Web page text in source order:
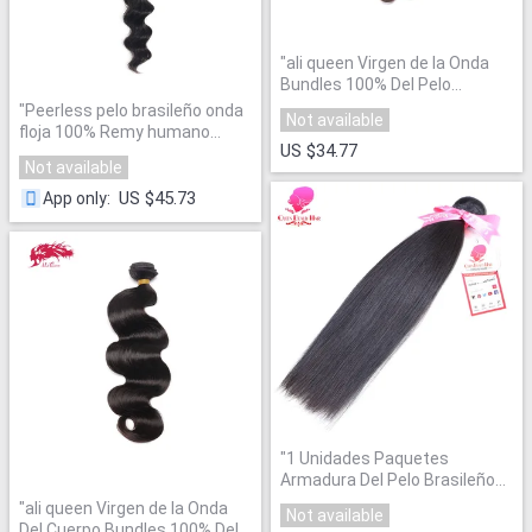
"Peerless pelo brasileño onda
floja 100% Remy humano
Extensiones de pelo 1
unidades color natural
paquetes armadura del pelo
del envío libre"
Not available
App only: US $45.73
"ali queen Virgen de la Onda
"ali queen Virgen de la Onda
Bundles 100% Del Pelo
Humano Que Teje
Not available
US $34.77
"1 Unidades Paquetes
Armadura Del Pelo Brasileño
de la Virgen Del Pelo Humano
Not available